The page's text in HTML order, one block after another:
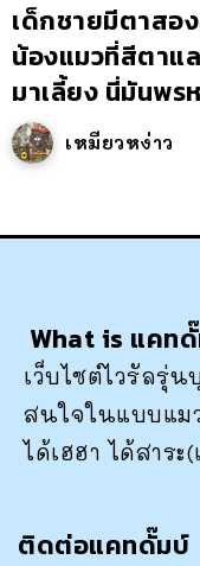
เด็กชายมีตาสอ
น้องแมวที่สีตาแ
มาเลี้ยง นี่มันพ
เหมียวหง่าว
What is แคท
เว็บไซต์ไวรัลรุ่น
สนใจในแบบแม
ได้เฮฮา ได้สาระ
ติดต่อแคทดั๊มบ์